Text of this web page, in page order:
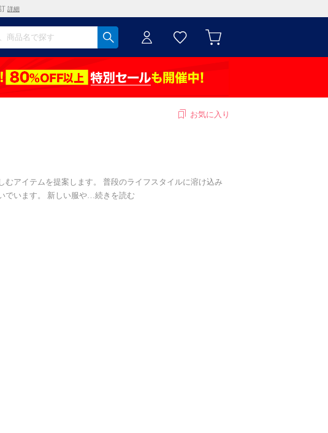
詳細
お気に入り
むアイテムを提案します。 普段のライフスタイルに溶け込み
でいます。 新しい服や
続きを読む